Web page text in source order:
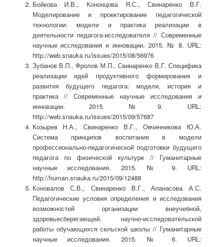
Бойкова И.В., Кононцова Я.С., Свинаренко В.Г.
Моделирование и проектирование педагогической
технологии: модели и практика реализации в
деятельности педагога-исследователя // Современные
научные исследования и инновации. 2015. № 8. URL:
http://web.snauka.ru/issues/2015/08/56976
Зубанов В.П., Фролов М.П., Свинаренко В.Г. Специфика
реализации идей продуктивного формирования и
развития будущего педагога: модели, история и
практика // Современные научные исследования и
инновации. 2015. №9. URL:
http://web.snauka.ru/issues/2015/09/57687
Козырев Н.А., Свинаренко В.Г., Овчинникова Ю.А.
Система принципов воспитания в модели
профессионально-педагогической подготовки будущего
педагога по физической культуре // Гуманитарные
научные исследования. 2015. № 9. URL:
http://human.snauka.ru/2015/09/12488
Коновалов С.В., Свинаренко В.Г., Апанасова А.С.
Педагогические условия определения и исследования
возможностей организации внеучебной,
здоровьесберегающей, научно-исследовательской
работы обучающихся сельской школы // Гуманитарные
научные исследования. 2015. № 6. URL: